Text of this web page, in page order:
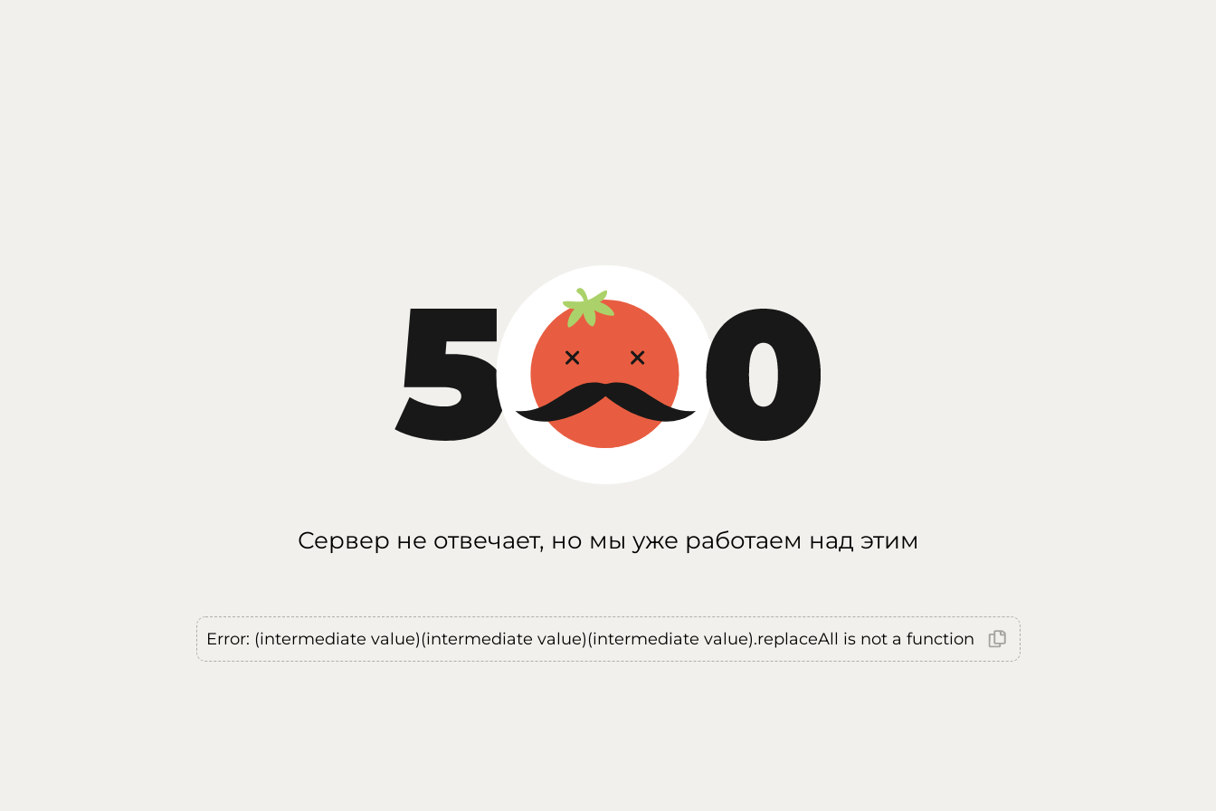
Сервер не отвечает, но мы уже работаем над этим
Error: (intermediate value)(intermediate value)(intermediate value).replaceAll is not a function